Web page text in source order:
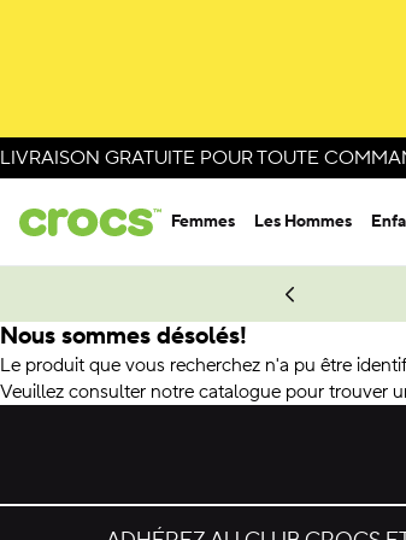
LIVRAISON GRATUITE POUR TOUTE
Femmes Les Hommes
Magasinez Spider-Man
Nous sommes désolés!
Le produit que vous recherchez n'a pu être
Veuillez consulter notre catalogue pour trouver